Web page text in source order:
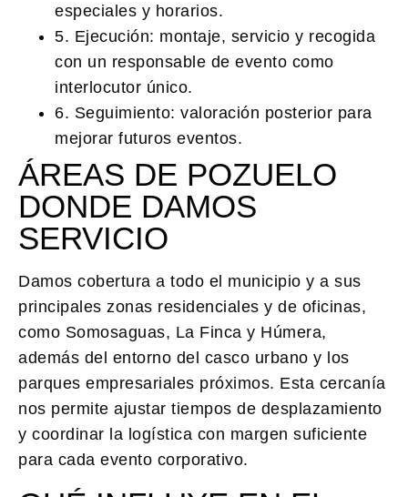
especiales y horarios.
5. Ejecución: montaje, servicio y recogida
con un responsable de evento como
interlocutor único.
6. Seguimiento: valoración posterior para
mejorar futuros eventos.
ÁREAS DE POZUELO
DONDE DAMOS
SERVICIO
Damos cobertura a todo el municipio y a sus
principales zonas residenciales y de oficinas,
como Somosaguas, La Finca y Húmera,
además del entorno del casco urbano y los
parques empresariales próximos. Esta cercanía
nos permite ajustar tiempos de desplazamiento
y coordinar la logística con margen suficiente
para cada evento corporativo.